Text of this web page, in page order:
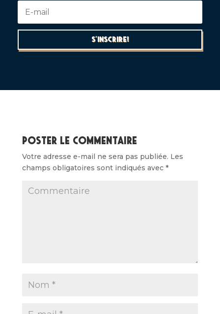
S'inscrire!
Poster le commentaire
Votre adresse e-mail ne sera pas publiée. Les
champs obligatoires sont indiqués avec *